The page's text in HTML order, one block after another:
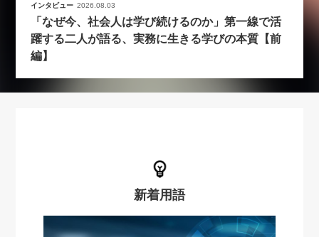
インタビュー 2026.08.03
「なぜ今、社会人は学び続けるのか」第一線で活
躍する二人が語る、実務に生きる学びの本質【前
編】
新着用語